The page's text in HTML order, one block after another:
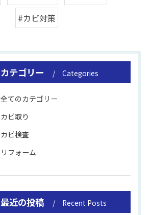
#カビ対策
カテゴリー Categories
全てのカテゴリー
カビ取り
カビ検査
リフォーム
最近の投稿 Recent Posts